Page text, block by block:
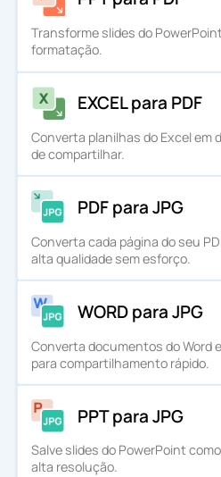
Transforme slides do
formatação.
EXCEL para PDF
Converta planilhas do Excel em
de compartilhar.
PDF para JPG
Converta cada página do seu
alta qualidade sem esforço.
WORD para JPG
Converta documentos do Word
para compartilhamento rápido.
PPT para JPG
Salve slides do PowerPoint
alta resolução.